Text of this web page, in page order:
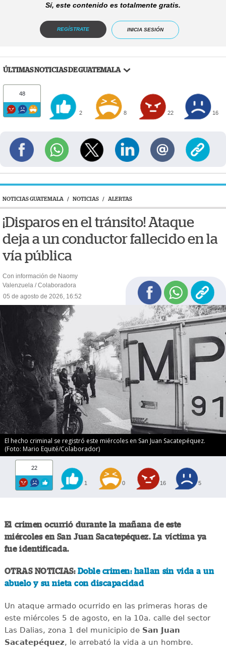
Sí, este contenido es totalmente gratis.
REGÍSTRATE INICIA SESIÓN
ÚLTIMAS NOTICIAS DE GUATEMALA
48
2 8 22 16
NOTICIAS GUATEMALA / NOTICIAS / ALERTAS
¡Disparos en el tránsito! Ataque
deja a un conductor fallecido en la
vía pública
Con información de Naomy
Valenzuela / Colaboradora
05 de agosto de 2026, 16:52
El hecho criminal se registró este miércoles en San Juan Sacatepéquez.
(Foto: Mario Equité/Colaborador)
22
1 0 16 5
El crimen ocurrió durante la mañana de este
miércoles en San Juan Sacatepéquez. La víctima ya
fue identificada.
OTRAS NOTICIAS: Doble crimen: hallan sin vida a un
abuelo y su nieta con discapacidad
Un ataque armado ocurrido en las primeras horas de
este miércoles 5 de agosto, en la 10a. calle del sector
Las Dalias, zona 1 del municipio de San Juan
Sacatepéquez, le arrebató la vida a un hombre.